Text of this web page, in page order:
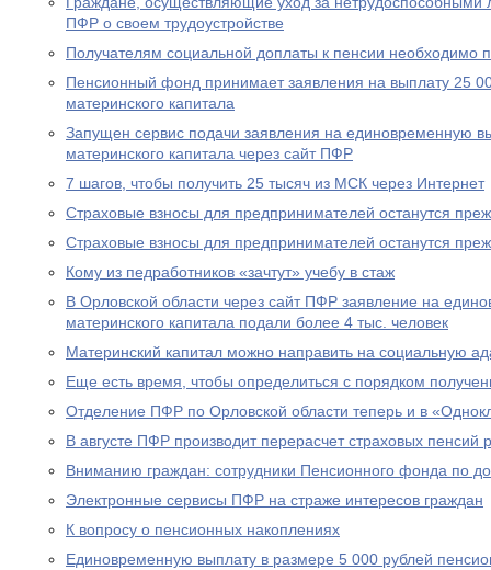
ПФР о своем трудоустройстве
Получателям социальной доплаты к пенсии необходимо
Пенсионный фонд принимает заявления на выплату 25
материнского капитала
Запущен сервис подачи заявления на единовременную
материнского капитала через сайт ПФР
7 шагов, чтобы получить 25 тысяч из МСК через Интернет
Страховые взносы для предпринимателей останутся
Страховые взносы для предпринимателей останутся
Кому из педработников «зачтут» учебу в стаж
В Орловской области через сайт ПФР заявление на
материнского капитала подали более 4 тыс. человек
Материнский капитал можно направить на социальную
Еще есть время, чтобы определиться с порядком
Отделение ПФР по Орловской области теперь и в
В августе ПФР производит перерасчет страховых
Вниманию граждан: сотрудники Пенсионного фонда по
Электронные сервисы ПФР на страже интересов граждан
К вопросу о пенсионных накоплениях
Единовременную выплату в размере 5 000 рублей